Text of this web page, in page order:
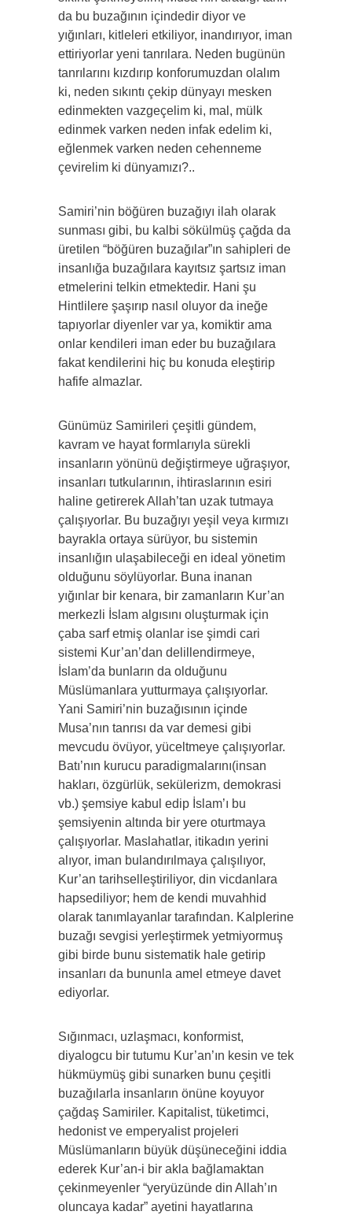
da bu buzağının içindedir diyor ve
yığınları, kitleleri etkiliyor, inandırıyor, iman
ettiriyorlar yeni tanrılara. Neden bugünün
tanrılarını kızdırıp konforumuzdan olalım
ki, neden sıkıntı çekip dünyayı mesken
edinmekten vazgeçelim ki, mal, mülk
edinmek varken neden infak edelim ki,
eğlenmek varken neden cehenneme
çevirelim ki dünyamızı?..
Samiri’nin böğüren buzağıyı ilah olarak
sunması gibi, bu kalbi sökülmüş çağda da
üretilen “böğüren buzağılar”ın sahipleri de
insanlığa buzağılara kayıtsız şartsız iman
etmelerini telkin etmektedir. Hani şu
Hintlilere şaşırıp nasıl oluyor da ineğe
tapıyorlar diyenler var ya, komiktir ama
onlar kendileri iman eder bu buzağılara
fakat kendilerini hiç bu konuda eleştirip
hafife almazlar.
Günümüz Samirileri çeşitli gündem,
kavram ve hayat formlarıyla sürekli
insanların yönünü değiştirmeye uğraşıyor,
insanları tutkularının, ihtiraslarının esiri
haline getirerek Allah’tan uzak tutmaya
çalışıyorlar. Bu buzağıyı yeşil veya kırmızı
bayrakla ortaya sürüyor, bu sistemin
insanlığın ulaşabileceği en ideal yönetim
olduğunu söylüyorlar. Buna inanan
yığınlar bir kenara, bir zamanların Kur’an
merkezli İslam algısını oluşturmak için
çaba sarf etmiş olanlar ise şimdi cari
sistemi Kur’an’dan delillendirmeye,
İslam’da bunların da olduğunu
Müslümanlara yutturmaya çalışıyorlar.
Yani Samiri’nin buzağısının içinde
Musa’nın tanrısı da var demesi gibi
mevcudu övüyor, yüceltmeye çalışıyorlar.
Batı’nın kurucu paradigmalarını(insan
hakları, özgürlük, sekülerizm, demokrasi
vb.) şemsiye kabul edip İslam’ı bu
şemsiyenin altında bir yere oturtmaya
çalışıyorlar. Maslahatlar, itikadın yerini
alıyor, iman bulandırılmaya çalışılıyor,
Kur’an tarihselleştiriliyor, din vicdanlara
hapsediliyor; hem de kendi muvahhid
olarak tanımlayanlar tarafından. Kalplerine
buzağı sevgisi yerleştirmek yetmiyormuş
gibi birde bunu sistematik hale getirip
insanları da bununla amel etmeye davet
ediyorlar.
Sığınmacı, uzlaşmacı, konformist,
diyalogcu bir tutumu Kur’an’ın kesin ve tek
hükmüymüş gibi sunarken bunu çeşitli
buzağılarla insanların önüne koyuyor
çağdaş Samiriler. Kapitalist, tüketimci,
hedonist ve emperyalist projeleri
Müslümanların büyük düşüneceğini iddia
ederek Kur’an-i bir akla bağlamaktan
çekinmeyenler “yeryüzünde din Allah’ın
oluncaya kadar” ayetini hayatlarına